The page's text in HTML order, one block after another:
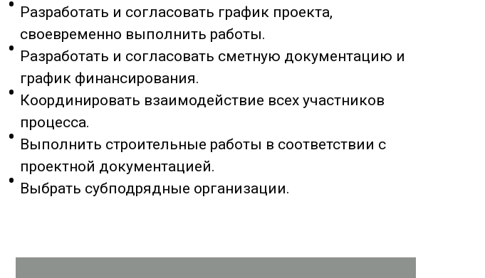
Разработать и согласовать график проекта,
своевременно выполнить работы.
Разработать и согласовать сметную документацию и
график финансирования.
Координировать взаимодействие всех участников
процесса.
Выполнить строительные работы в соответствии с
проектной документацией.
Выбрать субподрядные организации.